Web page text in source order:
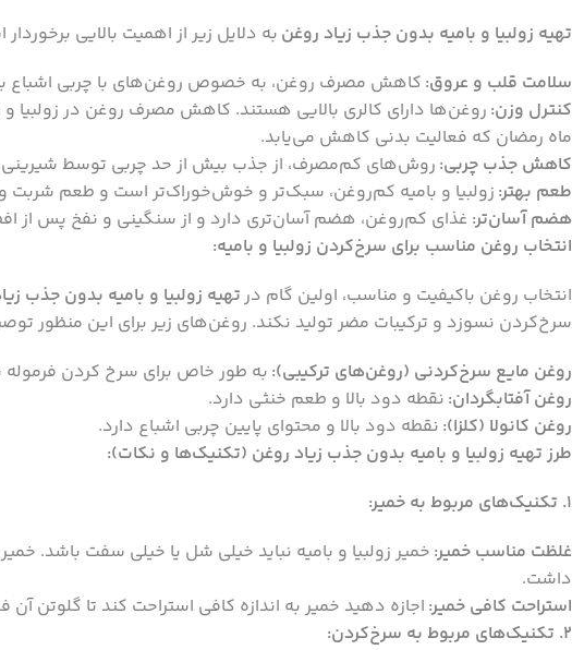
تهیه زولبیا و بامیه بدون جذب زیاد روغنبه دلایل زیر از اهمیت بالایی
سلامت قلب و عروق: کاهش مصرف روغن، به خصوص روغن‌های با چربی اشباع
کنترل وزن: روغن‌ها دارای کالری بالایی هستند. کاهش مصرف روغن در
ماه رمضان که فعالیت بدنی کاهش می‌یابد.
کاهش جذب چربی:روش‌های کم‌مصرف، از جذب بیش از حد چربی توسط شیرینی
طعم بهتر: زولبیا و بامیه کم‌روغن، سبک‌تر و خوش‌خوراک‌تر است و طعم
هضم آسان‌تر: غذای کم‌روغن، هضم آسان‌تری دارد و از سنگینی و نفخ پس از
انتخاب روغن مناسب برای سرخ‌کردن زولبیا و بامیه:
انتخاب روغن باکیفیت و مناسب، اولین گام درتهیه زولبیا و بامیه بدون جذب
سرخ‌کردن نسوزد و ترکیبات مضر تولید نکند. روغن‌های زیر برای این منظور
روغن مایع سرخ‌کردنی (روغن‌های ترکیبی): به طور خاص برای سرخ کردن فرموله
روغن آفتابگردان: نقطه دود بالا و طعم خنثی دارد.
روغن کانولا (کلزا): نقطه دود بالا و محتوای پایین چربی اشباع دارد.
طرز تهیه زولبیا و بامیه بدون جذب زیاد روغن (تکنیک‌ها و نکات):
1. تکنیک‌های مربوط به خمیر:
غلظت مناسب خمیر: خمیر زولبیا و بامیه نباید خیلی شل یا خیلی سفت باشد.
داشت.
استراحت کافی خمیر: اجازه دهید خمیر به اندازه کافی استراحت کند تا گلوتن
2. تکنیک‌های مربوط به سرخ‌کردن: